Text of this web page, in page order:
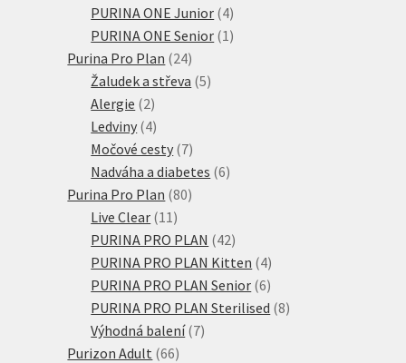
PURINA ONE Junior 44
produkty
PURINA ONE Senior 1 1
Purina Pro Plan 2424
produktů
Žaludek a střeva 55
Alergie 22
produkty
Ledviny 44
produkty
Močové cesty 77
produktů
Nadváha a diabetes 66
Purina Pro Plan 8080
Live Clear 11 11
produktů
PURINA PRO PLAN 4242
produktů
PURINA PRO PLAN Kitten 44
produkty
PURINA PRO PLAN Senior 66
produktů
PURINA PRO PLAN Sterilised 88
Výhodná balení 77
Purizon Adult 6666